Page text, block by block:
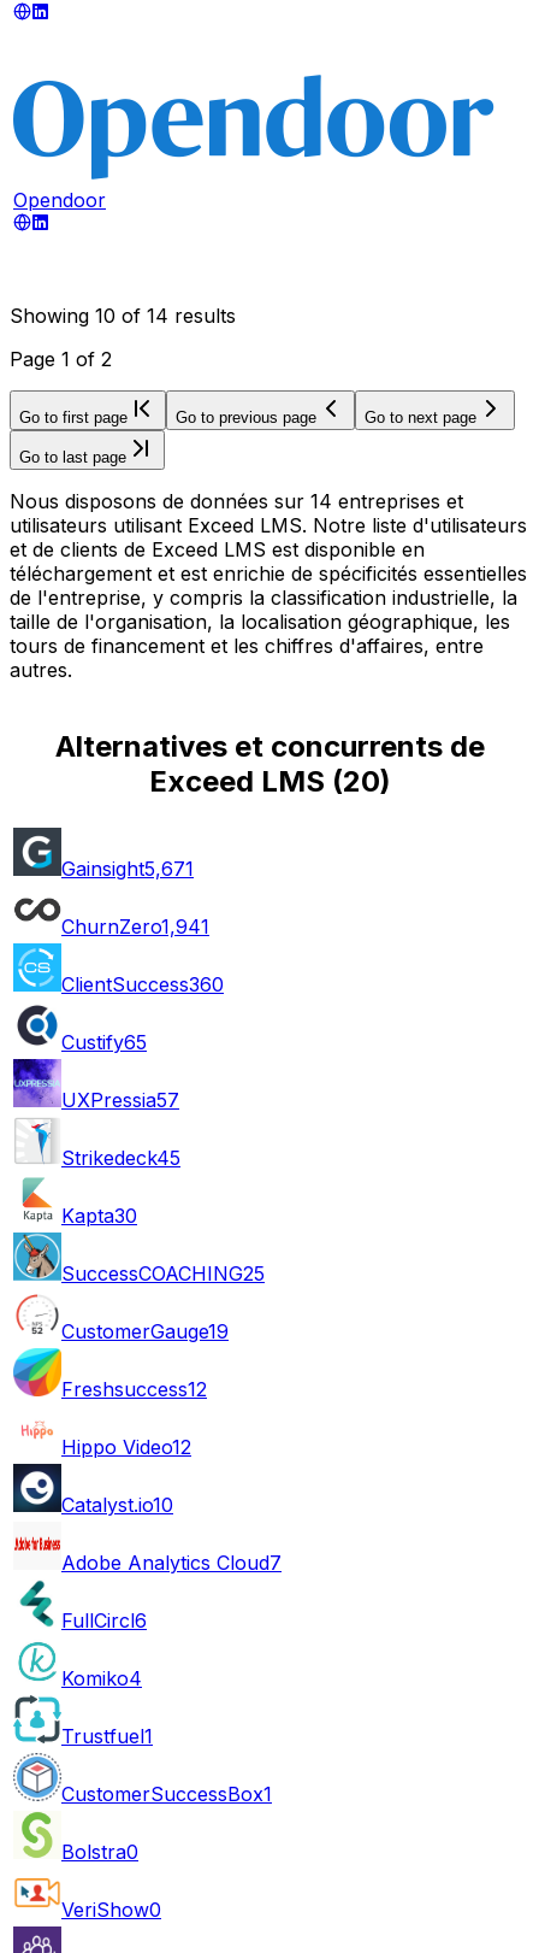
Opendoor
Showing 10 of 14 results
Page 1 of 2
Go to first page Go to previous page Go to next page
Go to last page
Nous disposons de données sur 14 entreprises et
utilisateurs utilisant Exceed LMS. Notre liste d'utilisateurs
et de clients de Exceed LMS est disponible en
téléchargement et est enrichie de spécificités essentielles
de l'entreprise, y compris la classification industrielle, la
taille de l'organisation, la localisation géographique, les
tours de financement et les chiffres d'affaires, entre
autres.
Alternatives et concurrents de
Exceed LMS (20)
Gainsight5,671
ChurnZero1,941
ClientSuccess360
Custify65
UXPressia57
Strikedeck45
Kapta30
SuccessCOACHING25
CustomerGauge19
Freshsuccess12
Hippo Video12
Catalyst.io10
Adobe Analytics Cloud7
FullCircl6
Komiko4
Trustfuel1
CustomerSuccessBox1
Bolstra0
VeriShow0